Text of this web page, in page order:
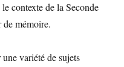
contexte de la Seconde
mémoire.
variété de sujets